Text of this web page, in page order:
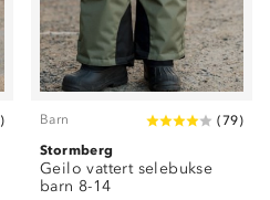
) Barn (79)
Stormberg
Geilo vattert selebukse
barn 8-14